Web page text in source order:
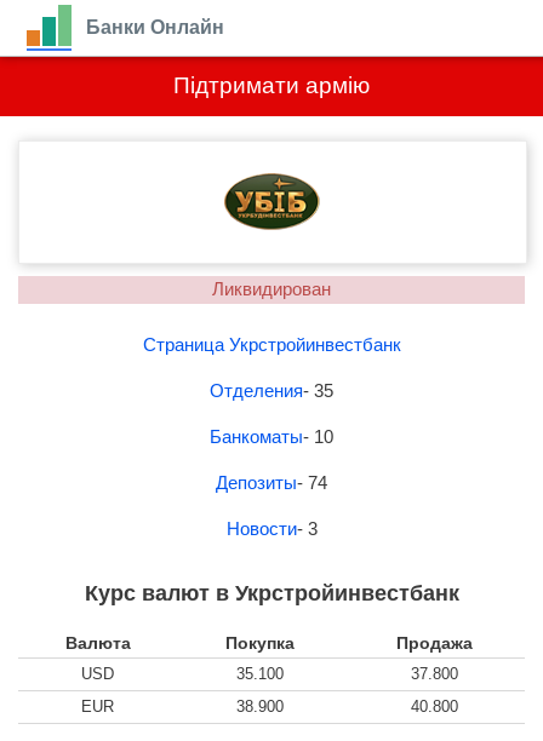
Підтримати армію
Банки Онлайн
Ликвидирован
Страница Укрстройинвестбанк
Отделения- 35
Банкоматы- 10
Депозиты- 74
Новости- 3
Курс валют в Укрстройинвестбанк
Валюта Покупка Продажа
USD 35.100
37.800
EUR
38.900 40.800